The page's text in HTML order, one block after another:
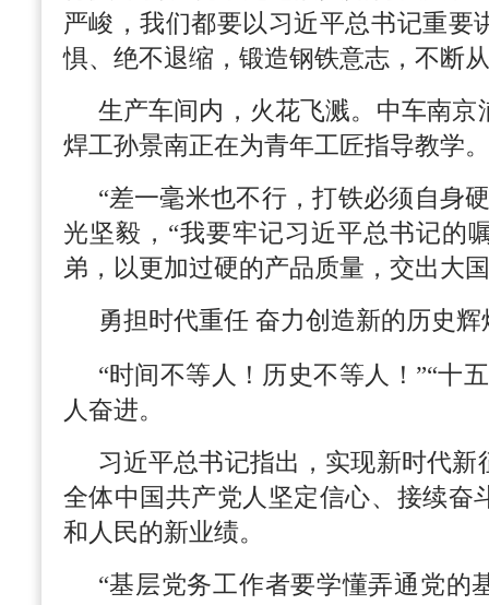
严峻，我们都要以习近平总书记重要
惧、绝不退缩，锻造钢铁意志，不断
生产车间内，火花飞溅。中车南京
焊工孙景南正在为青年工匠指导教学。
“差一毫米也不行，打铁必须自身
光坚毅，“我要牢记习近平总书记的
弟，以更加过硬的产品质量，交出大
勇担时代重任 奋力创造新的历史辉
“时间不等人！历史不等人！”“十
人奋进。
习近平总书记指出，实现新时代
全体中国共产党人坚定信心、接续奋
和人民的新业绩。
“基层党务工作者要学懂弄通党的